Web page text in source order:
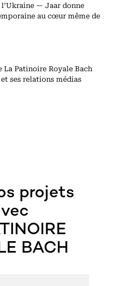
— Jaar donne
au cœur même de
La Patinoire Royale Bach
ses relations médias
projets
BACH